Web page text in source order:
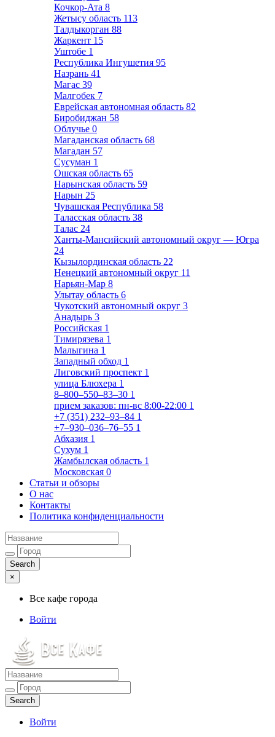
Кочкор-Ата 8
Жетысу область 113
Талдыкорган 88
Жаркент 15
Уштобе 1
Республика Ингушетия 95
Назрань 41
Магас 39
Малгобек 7
Еврейская автономная область 82
Биробиджан 58
Облучье 0
Магаданская область 68
Магадан 57
Сусуман 1
Ошская область 65
Нарынская область 59
Нарын 25
Чувашская Республика 58
Таласская область 38
Талас 24
Ханты-Мансийский автономный округ — Югра
24
Кызылординская область 22
Ненецкий автономный округ 11
Нарьян-Мар 8
Улытау область 6
Чукотский автономный округ 3
Анадырь 3
Российская 1
Тимирязева 1
Малыгина 1
Западный обход 1
Лиговский проспект 1
улица Блюхера 1
8‒800‒550‒83‒30 1
прием заказов: пн-вс 8:00-22:00 1
+7 (351) 232‒93‒84 1
+7‒930‒036‒76‒55 1
Абхазия 1
Сухум 1
Жамбылская область 1
Московская 0
Статьи и обзоры
О нас
Контакты
Политика конфиденциальности
×
Все кафе города
Войти
Все кафе города
Каталог хороших кафе
Войти